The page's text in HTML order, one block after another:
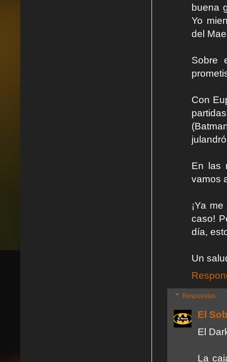
buena
Yo
del
Sobre
Con
En las
vamos
¡Ya
caso!
día,
Un
Respuestas
El
El
La